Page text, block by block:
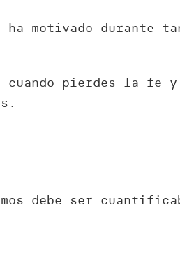
motivado durante
pierdes la fe
debe ser